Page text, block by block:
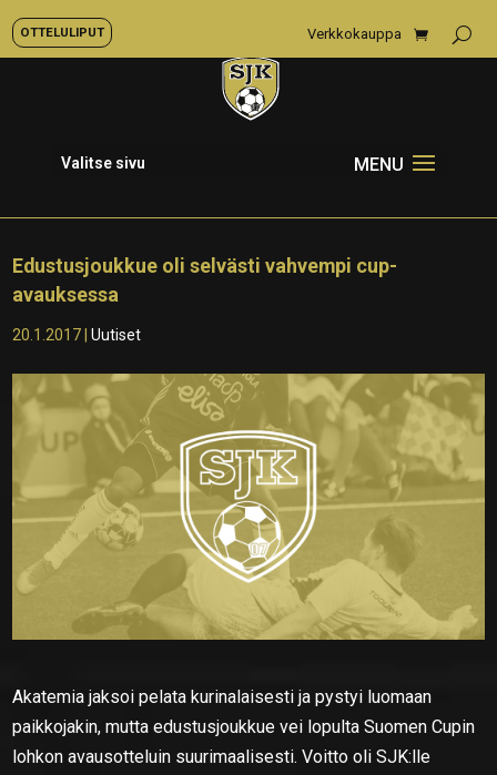
OTTELULIPUT Verkkokauppa
Valitse sivu
Edustusjoukkue oli selvästi vahvempi cup-
avauksessa
20.1.2017 |Uutiset
Akatemia jaksoi pelata kurinalaisesti ja pystyi luomaan
paikkojakin, mutta edustusjoukkue vei lopulta Suomen Cupin
lohkon avausotteluin suurimaalisesti. Voitto oli SJK:lle